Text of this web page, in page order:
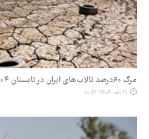
مرگ ۶۰درصد تالاب‌های ایران در تابستان ۱۴۰۴/ افت ۲۰درصدی بارندگی
۱۴۰۴-۰۸-۱۱ ۱۰:۵۱